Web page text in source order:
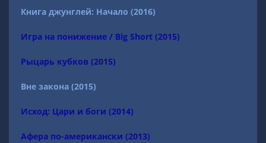
Книга джунглей: Начало (2016)
Игра на понижение / Big Short (2015)
Рыцарь кубков (2015)
Вне закона (2015)
Исход: Цари и боги (2014)
Афера по-американски (2013)